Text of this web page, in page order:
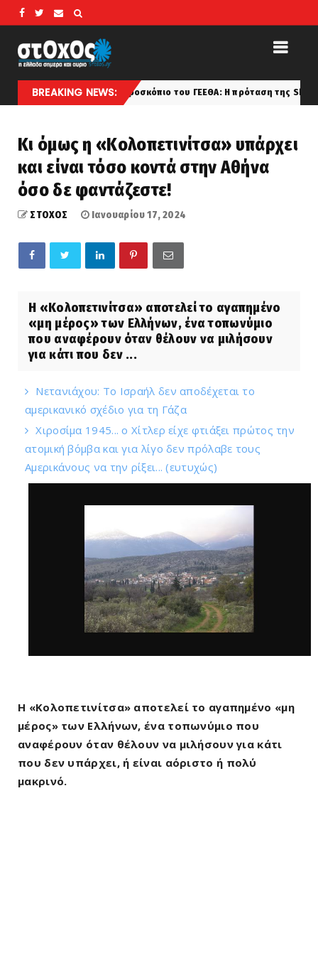
BREAKING NEWS:
Το X-BAT στο μικροσκόπιο του ΓΕΕΘΑ: Η πρόταση της Shield AI και οι
Κι όμως η «Κολοπετινίτσα» υπάρχει
και είναι τόσο κοντά στην Αθήνα
όσο δε φαντάζεστε!
ΣΤΟΧΟΣ Ιανουαρίου 17, 2024
Η «Κολοπετινίτσα» αποτελεί το αγαπημένο
«μη μέρος» των Ελλήνων, ένα τοπωνύμιο
που αναφέρουν όταν θέλουν να μιλήσουν
για κάτι που δεν ...
Νετανιάχου: Το Ισραήλ δεν αποδέχεται το
αμερικανικό σχέδιο για τη Γάζα
Χιροσίμα 1945... ο Χίτλερ είχε φτιάξει πρώτος την
ατομική βόμβα και για λίγο δεν πρόλαβε τους
Αμερικάνους να την ρίξει... (ευτυχώς)
Η «Κολοπετινίτσα» αποτελεί το αγαπημένο «μη
μέρος» των Ελλήνων, ένα τοπωνύμιο που
αναφέρουν όταν θέλουν να μιλήσουν για κάτι
που δεν υπάρχει, ή είναι αόριστο ή πολύ
μακρινό.